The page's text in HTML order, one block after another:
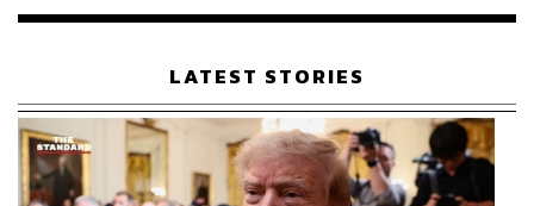
เรือนไทยที่ถูกซุกไว้
LATEST STORIES